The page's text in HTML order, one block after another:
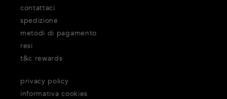
contattaci
spedizione
metodi di pagamento
resi
t&c rewards
privacy policy
informativa cookies